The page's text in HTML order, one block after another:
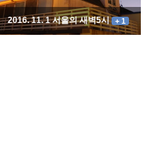
2016. 11. 1 서울의 새벽5시 + 1